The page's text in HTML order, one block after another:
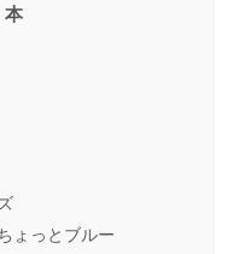
本
ょっとブルー